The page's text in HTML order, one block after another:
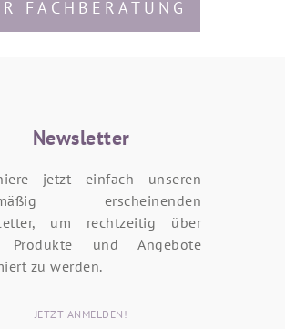
FACHBERATUNG
Newsletter
jetzt einfach unseren
erscheinenden
um rechtzeitig über
Produkte und Angebote
zu werden.
JETZT ANMELDEN!